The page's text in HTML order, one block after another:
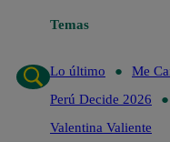
Temas
Lo último
Lo último
Me
Perú Decide 2026
Valentina Valiente